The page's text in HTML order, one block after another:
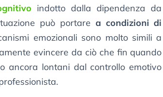
indotto dalla dipendenza da
può portare a condizioni di
emozionali sono molto simili a
evincere da ciò che fin quando
ancora lontani dal controllo emotivo